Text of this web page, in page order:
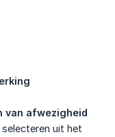
van afwezigheid
uit het